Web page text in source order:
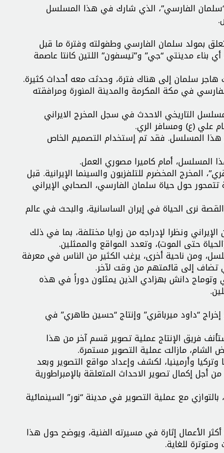
الفارسي”، الذي شارك في هذا المسلسل
أجزاء، هي: الجزء الأول يتعلق بمولد سلمان الفارسي وطفولته وفترة ما قبل
بناء مدينتي “جي” و”تيسفون” اللتين كانتا عاصمة
هاجر سلمان إلى هناك فترة، وحدثت معه أحداث كثيرة.
في مكة المكرمة والمدينة المنورة ومرافقته
الواحدة 55 دقيقة وسيكون المسلسل التاريخي الاحدث في سجل المخرج الايراني
علي (ع) ومسافر الري.
من الملابس لإنتاج هذا المسلسل. فقد تم إستخدام التصميم الخاص
لـ “مير باقري”، المخرج المخضرم للتلفزيون والسينما الإيرانية. قبل
حول حياة سلمان الفارسي، الصحابي الإيراني
نرى الحياة في إيران الساسانية، والبحث في عالم
ونظرا لإدراجه من زوايا مختلفة، بما في ذلك
حتى الموت)، وتعدد المواقع والممثلين.
ومن ناحية أخرى، يرغب الكثير من الناس في معرفة
تضاف إلى قائمتهم من وقت لآخر.
وتوماج دانش بهزادي الذين يمثلون دوراً في هذه
“داود ميرباقري” وإنتاج “حسين طاهري” في
فريق الإنتاج عملية تصوير قسم آخر من هذا
الشام، مازالت عملية التصوير مستمرة.
وأرمينيا، لكشف وإعداد مواقع التصوير وبعد
أجل إكمال تصوير الاحداث المتعلقة بالإمبراطورية
مع عملية التصوير في مدينة “نور” السينمائية
الأعمال إثارة في مسيرته الفنية، ويوضح حول هذا
للغاية.